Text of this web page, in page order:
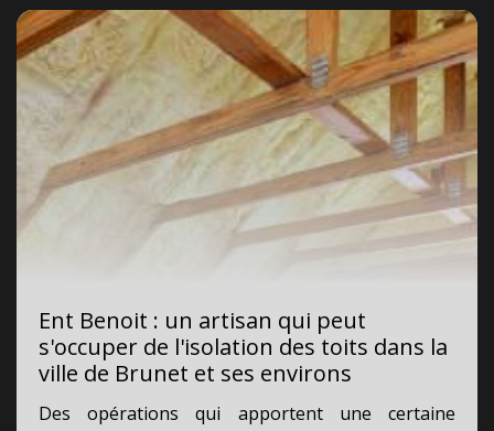
Ent Benoit : un artisan qui peut
s'occuper de l'isolation des toits dans la
ville de Brunet et ses environs
Des opérations qui apportent une certaine